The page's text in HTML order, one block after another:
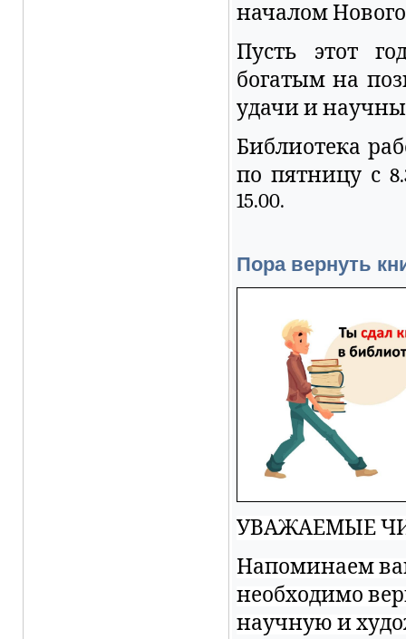
началом
Пусть этот
богатым на
удачи и
Библиотека
по пятницу с
15.00.
Пора вернуть
УВАЖАЕМЫЕ
Напоминаем
необходимо
научную и